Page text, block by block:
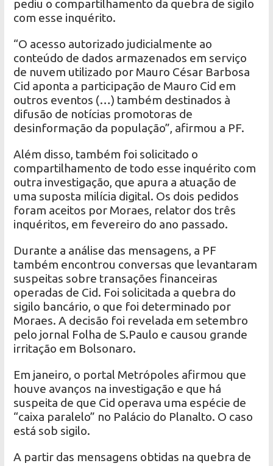
pediu o compartilhamento da quebra de sigilo
com esse inquérito.
“O acesso autorizado judicialmente ao
conteúdo de dados armazenados em serviço
de nuvem utilizado por Mauro César Barbosa
Cid aponta a participação de Mauro Cid em
outros eventos (…) também destinados à
difusão de notícias promotoras de
desinformação da população”, afirmou a PF.
Além disso, também foi solicitado o
compartilhamento de todo esse inquérito com
outra investigação, que apura a atuação de
uma suposta milícia digital. Os dois pedidos
foram aceitos por Moraes, relator dos três
inquéritos, em fevereiro do ano passado.
Durante a análise das mensagens, a PF
também encontrou conversas que levantaram
suspeitas sobre transações financeiras
operadas de Cid. Foi solicitada a quebra do
sigilo bancário, o que foi determinado por
Moraes. A decisão foi revelada em setembro
pelo jornal Folha de S.Paulo e causou grande
irritação em Bolsonaro.
Em janeiro, o portal Metrópoles afirmou que
houve avanços na investigação e que há
suspeita de que Cid operava uma espécie de
“caixa paralelo” no Palácio do Planalto. O caso
está sob sigilo.
A partir das mensagens obtidas na quebra de